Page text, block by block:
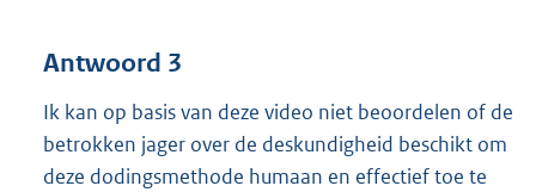
Antwoord 3
Ik kan op basis van deze video niet beoordelen of de
betrokken jager over de deskundigheid beschikt om
deze dodingsmethode humaan en effectief toe te